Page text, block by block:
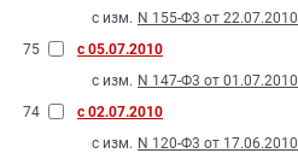
с изм. N 155-Ф3 от 22.07.2010
75
с 05.07.2010
с изм. N 147-Ф3 от 01.07.2010
74
с 02.07.2010
с изм. N 120-Ф3 от 17.06.2010